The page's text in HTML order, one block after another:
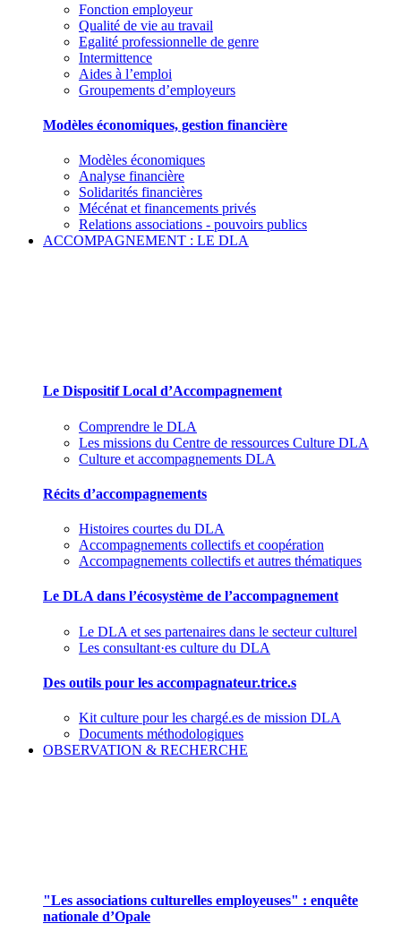
Fonction employeur
Qualité de vie au travail
Egalité professionnelle de genre
Intermittence
Aides à l’emploi
Groupements d’employeurs
Modèles économiques, gestion financière
Modèles économiques
Analyse financière
Solidarités financières
Mécénat et financements privés
Relations associations - pouvoirs publics
ACCOMPAGNEMENT : LE DLA
Le Dispositif Local d’Accompagnement
Comprendre le DLA
Les missions du Centre de ressources Culture DLA
Culture et accompagnements DLA
Récits d’accompagnements
Histoires courtes du DLA
Accompagnements collectifs et coopération
Accompagnements collectifs et autres thématiques
Le DLA dans l’écosystème de l’accompagnement
Le DLA et ses partenaires dans le secteur culturel
Les consultant·es culture du DLA
Des outils pour les accompagnateur.trice.s
Kit culture pour les chargé.es de mission DLA
Documents méthodologiques
OBSERVATION & RECHERCHE
"Les associations culturelles employeuses" : enquête
nationale d’Opale